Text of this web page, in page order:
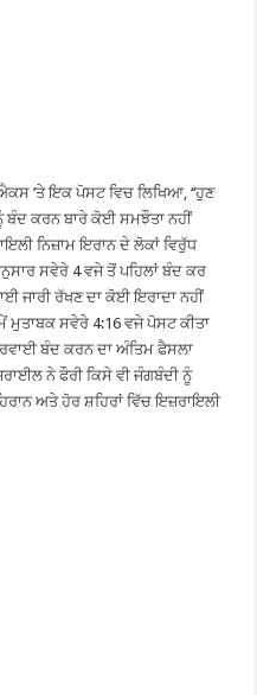
’ਤੇ ਇਕ ਪੋਸਟ ਵਿਚ ਲਿਖਿਆ, ‘‘ਹੁਣ
ਬੰਦ ਕਰਨ ਬਾਰੇ ਕੋਈ ਸਮਝੌਤਾ ਨਹੀਂ
ਨਿਜ਼ਾਮ ਇਰਾਨ ਦੇ ਲੋਕਾਂ ਵਿਰੁੱਧ
ਸਵੇਰੇ 4 ਵਜੇ ਤੋਂ ਪਹਿਲਾਂ ਬੰਦ ਕਰ
ਜਾਰੀ ਰੱਖਣ ਦਾ ਕੋਈ ਇਰਾਦਾ ਨਹੀਂ
ਮੁਤਾਬਕ ਸਵੇਰੇ 4:16 ਵਜੇ ਪੋਸਟ ਕੀਤਾ
ਬੰਦ ਕਰਨ ਦਾ ਅੰਤਿਮ ਫੈਸਲਾ
ਨੇ ਫੌਰੀ ਕਿਸੇ ਵੀ ਜੰਗਬੰਦੀ ਨੂੰ
ਅਤੇ ਹੋਰ ਸ਼ਹਿਰਾਂ ਵਿੱਚ ਇਜ਼ਰਾਇਲੀ